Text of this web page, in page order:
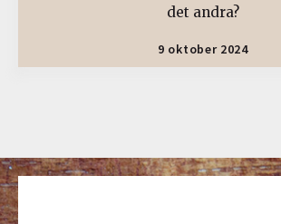
det andra?
9 oktober 2024